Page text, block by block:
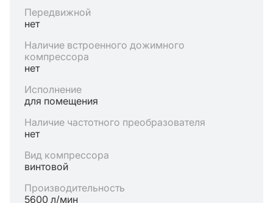
Передвижной
нет
Наличие встроенного дожимного
компрессора
нет
Исполнение
для помещения
Наличие частотного преобразователя
нет
Вид компрессора
винтовой
Производительность
5600 л/мин